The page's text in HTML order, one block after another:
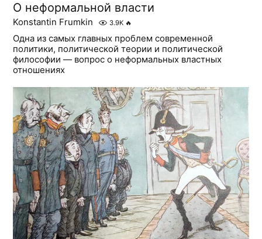
О неформальной власти
Konstantin Frumkin 3.9K 🔥
Одна из самых главных проблем современной
политики, политической теории и политической
философии — вопрос о неформальных властных
отношениях